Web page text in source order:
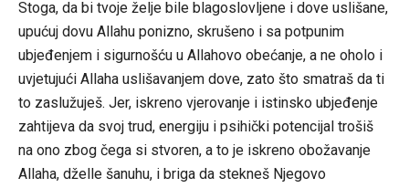
Stoga, da bi tvoje želje bile blagoslovljene i dove uslišane,
upućuj dovu Allahu ponizno, skrušeno i sa potpunim
ubjeđenjem i sigurnošću u Allahovo obećanje, a ne oholo i
uvjetujući Allaha uslišavanjem dove, zato što smatraš da ti
to zaslužuješ. Jer, iskreno vjerovanje i istinsko ubjeđenje
zahtijeva da svoj trud, energiju i psihički potencijal trošiš
na ono zbog čega si stvoren, a to je iskreno obožavanje
Allaha, dželle šanuhu, i briga da stekneš Njegovo